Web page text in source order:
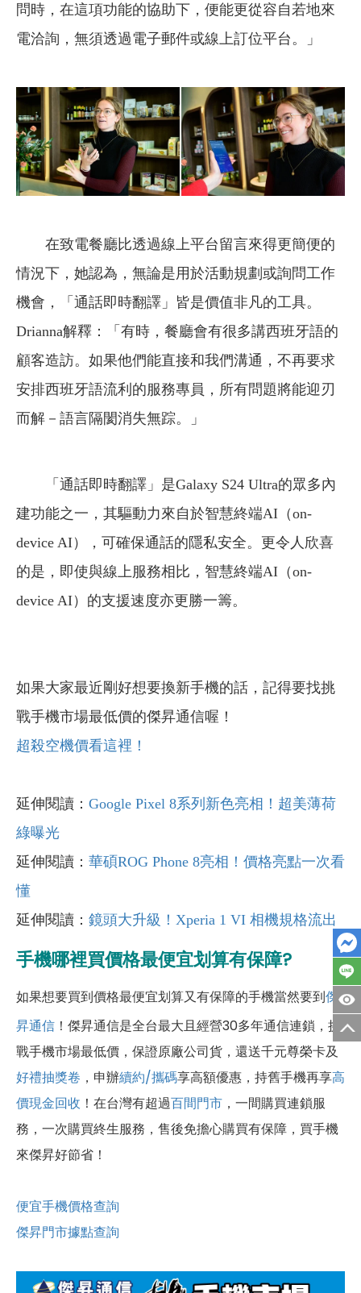
問時，在這項功能的協助下，便能更從容自若地來
電洽詢，無須透過電子郵件或線上訂位平台。」
在致電餐廳比透過線上平台留言來得更簡便的
情況下，她認為，無論是用於活動規劃或詢問工作
機會，「通話即時翻譯」皆是價值非凡的工具。
Drianna解釋：「有時，餐廳會有很多講西班牙語的
顧客造訪。如果他們能直接和我們溝通，不再要求
安排西班牙語流利的服務專員，所有問題將能迎刃
而解－語言隔閡消失無踪。」
「通話即時翻譯」是Galaxy S24 Ultra的眾多內
建功能之一，其驅動力來自於智慧終端AI（on-
device AI），可確保通話的隱私安全。更令人欣喜
的是，即使與線上服務相比，智慧終端AI（on-
device AI）的支援速度亦更勝一籌。
如果大家最近剛好想要換新手機的話，記得要找挑
戰手機市場最低價的傑昇通信喔！
超殺空機價看這裡！
延伸閱讀： Google Pixel 8系列新色亮相！超美薄荷
綠曝光
延伸閱讀： 華碩ROG Phone 8亮相！價格亮點一次看
懂
延伸閱讀： 鏡頭大升級！Xperia 1 VI 相機規格流出
手機哪裡買價格最便宜划算有保障?
如果想要買到價格最便宜划算又有保障的手機當然要到傑
昇通信 ！傑昇通信是全台最大且經營30多年通信連鎖，挑
戰手機市場最低價，保證原廠公司貨，還送千元尊榮卡及
好禮抽獎卷 ，申辦續約/攜碼享高額優惠，持舊手機再享高
價現金回收 ！ 在台灣有超過百間門市 ，一間購買連鎖服
務，一次購買終生服務，售後免擔心購買有保障，買手機
來傑昇好節省！
便宜手機價格查詢
傑昇門市據點查詢